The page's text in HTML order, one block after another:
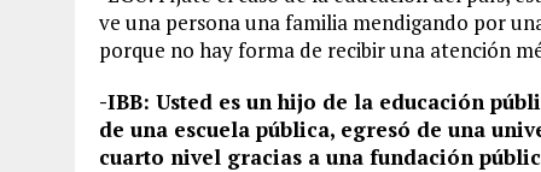
ve una persona una familia mendigando por
porque no hay forma de recibir una atención
-IBB: Usted es un hijo de la educación
de una escuela pública, egresó de una
cuarto nivel gracias a una fundación